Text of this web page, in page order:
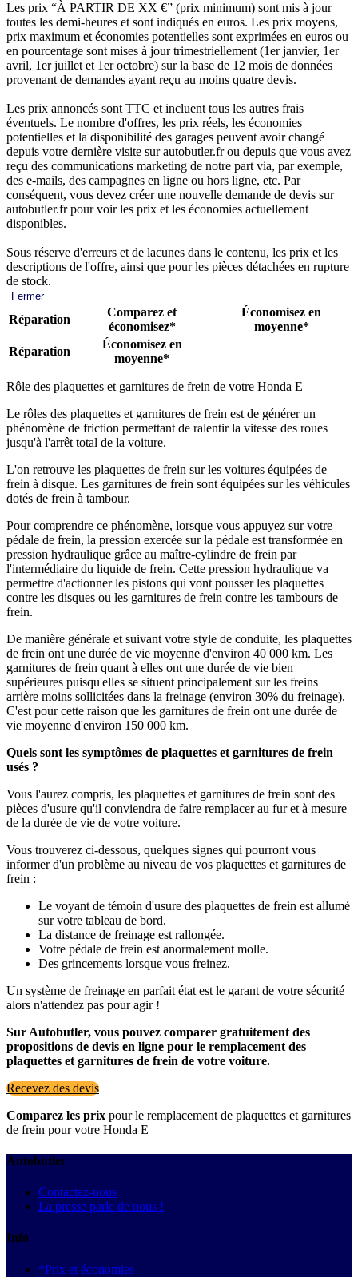
Les prix “À PARTIR DE XX €” (prix minimum) sont mis à jour
toutes les demi-heures et sont indiqués en euros. Les prix moyens,
prix maximum et économies potentielles sont exprimées en euros ou
en pourcentage sont mises à jour trimestriellement (1er janvier, 1er
avril, 1er juillet et 1er octobre) sur la base de 12 mois de données
provenant de demandes ayant reçu au moins quatre devis.
Les prix annoncés sont TTC et incluent tous les autres frais
éventuels. Le nombre d'offres, les prix réels, les économies
potentielles et la disponibilité des garages peuvent avoir changé
depuis votre dernière visite sur autobutler.fr ou depuis que vous avez
reçu des communications marketing de notre part via, par exemple,
des e-mails, des campagnes en ligne ou hors ligne, etc. Par
conséquent, vous devez créer une nouvelle demande de devis sur
autobutler.fr pour voir les prix et les économies actuellement
disponibles.
Sous réserve d'erreurs et de lacunes dans le contenu, les prix et les
descriptions de l'offre, ainsi que pour les pièces détachées en rupture
de stock.
Fermer
Réparation
Comparez et
économisez*
Économisez en
moyenne*
Réparation
Économisez en
moyenne*
Rôle des plaquettes et garnitures de frein de votre Honda E
Le rôles des plaquettes et garnitures de frein est de générer un
phénomène de friction permettant de ralentir la vitesse des roues
jusqu'à l'arrêt total de la voiture.
L'on retrouve les plaquettes de frein sur les voitures équipées de
frein à disque. Les garnitures de frein sont équipées sur les véhicules
dotés de frein à tambour.
Pour comprendre ce phénomène, lorsque vous appuyez sur votre
pédale de frein, la pression exercée sur la pédale est transformée en
pression hydraulique grâce au maître-cylindre de frein par
l'intermédiaire du liquide de frein. Cette pression hydraulique va
permettre d'actionner les pistons qui vont pousser les plaquettes
contre les disques ou les garnitures de frein contre les tambours de
frein.
De manière générale et suivant votre style de conduite, les plaquettes
de frein ont une durée de vie moyenne d'environ 40 000 km. Les
garnitures de frein quant à elles ont une durée de vie bien
supérieures puisqu'elles se situent principalement sur les freins
arrière moins sollicitées dans la freinage (environ 30% du freinage).
C'est pour cette raison que les garnitures de frein ont une durée de
vie moyenne d'environ 150 000 km.
Quels sont les symptômes de plaquettes et garnitures de frein
usés ?
Vous l'aurez compris, les plaquettes et garnitures de frein sont des
pièces d'usure qu'il conviendra de faire remplacer au fur et à mesure
de la durée de vie de votre voiture.
Vous trouverez ci-dessous, quelques signes qui pourront vous
informer d'un problème au niveau de vos plaquettes et garnitures de
frein :
Le voyant de témoin d'usure des plaquettes de frein est allumé
sur votre tableau de bord.
La distance de freinage est rallongée.
Votre pédale de frein est anormalement molle.
Des grincements lorsque vous freinez.
Un système de freinage en parfait état est le garant de votre sécurité
alors n'attendez pas pour agir !
Sur Autobutler, vous pouvez comparer gratuitement des
propositions de devis en ligne pour le remplacement des
plaquettes et garnitures de frein de votre voiture.
Recevez des devis
Comparez les prix pour le remplacement de plaquettes et garnitures
de frein pour votre Honda E
Autobutler
Contactez-nous
La presse parle de nous !
Info
*Prix et économies